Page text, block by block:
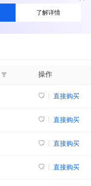
了解详情
操作
直接购买
直接购买
直接购买
直接购买